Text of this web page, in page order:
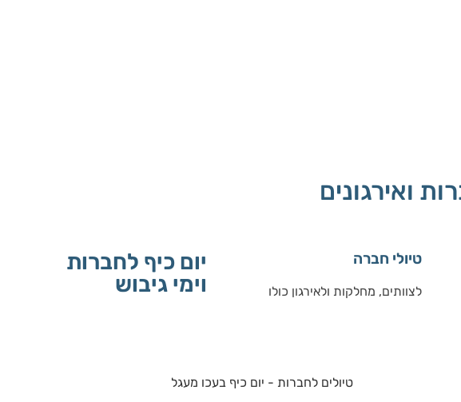
ואירגונים
טיולי חברה
לצוותים, מחלקות ולאירגון כולו
יום כיף לחברות
וימי גיבוש